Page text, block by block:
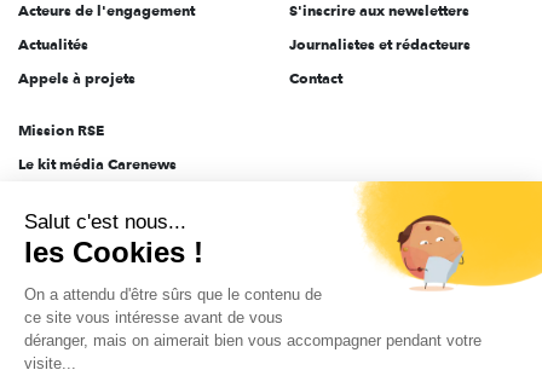
Acteurs de l'engagement
Actualités
Appels à projets
S'inscrire aux newsletters
Journalistes et rédacteurs
Contact
Mission RSE
Le kit média Carenews
AEF info
Novethic
PRODURABLE
Inclusiv Day
Salut c'est nous...
les Cookies !
On a attendu d'être sûrs que le contenu de
ce site vous intéresse avant de vous
déranger, mais on aimerait bien vous accompagner pendant votre
visite...